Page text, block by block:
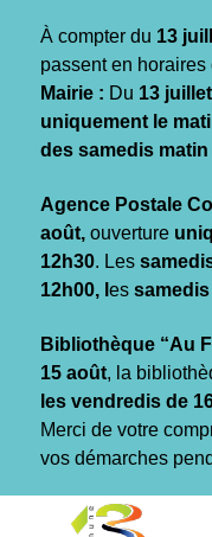
À compter du 13
passent en horaires
Mairie : Du 13
uniquement le
des samedis matin
Agence Postale
août, ouverture
12h30. Les
12h00, l es samedis
Bibliothèque “Au
15 août, la
les vendredis de
Merci de votre
vos démarches